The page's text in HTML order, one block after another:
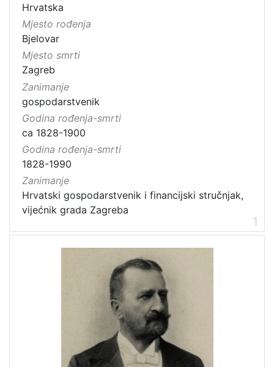
Hrvatska
Mjesto rođenja
Bjelovar
Mjesto smrti
Zagreb
Zanimanje
gospodarstvenik
Godina rođenja-smrti
ca 1828-1900
Godina rođenja-smrti
1828-1990
Zanimanje
Hrvatski gospodarstvenik i financijski stručnjak,
vijećnik grada Zagreba
1